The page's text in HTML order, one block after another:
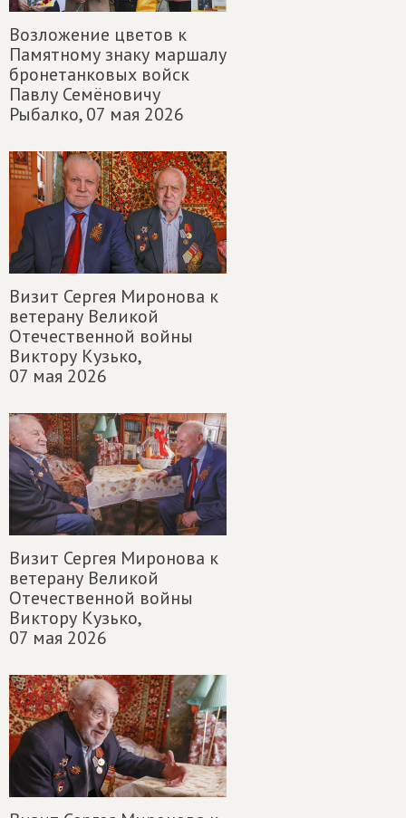
Возложение цветов к
Памятному знаку маршалу
бронетанковых войск
Павлу Семёновичу
Рыбалко,07 мая 2026
Визит Сергея Миронова к
ветерану Великой
Отечественной войны
Виктору Кузько,
07 мая 2026
Визит Сергея Миронова к
ветерану Великой
Отечественной войны
Виктору Кузько,
07 мая 2026